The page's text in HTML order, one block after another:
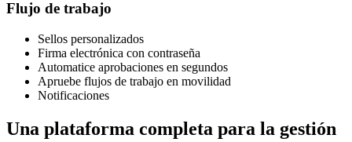
Flujo de trabajo
Sellos personalizados
Firma electrónica con contraseña
Automatice aprobaciones en segundos
Apruebe flujos de trabajo en movilidad
Notificaciones
Una plataforma completa para la gestión